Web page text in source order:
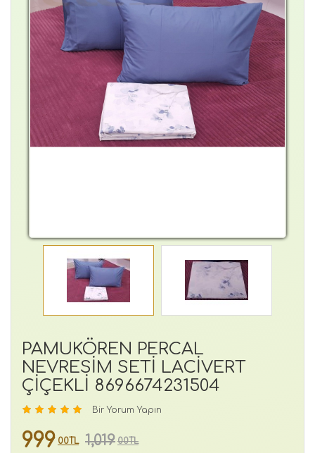
PAMUKÖREN PERCAL
NEVRESİM SETİ LACİVERT
ÇİÇEKLİ 8696674231504
Bir Yorum Yapın
999 00TL 1,019 00TL